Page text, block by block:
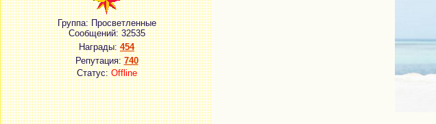
Группа: Просветленные
Сообщений:32535
Награды:454
Репутация:740
Статус:Offline